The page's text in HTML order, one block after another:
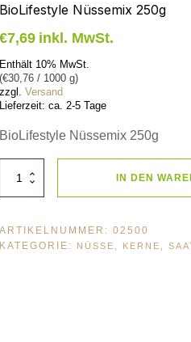
BioLifestyle Nüssemix 250g
€7,69 inkl. MwSt.
Enthält 10% MwSt.
(€30,76/ 1000 g)
zzgl. Versand
Lieferzeit: ca. 2-5 Tage
BioLifestyle Nüssemix 250g
Nüssemix
Menge
IN DEN
ARTIKELNUMMER: 02500
KATEGORIE:
NÜSSE, KERNE,